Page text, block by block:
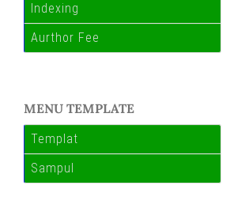
Indexing
Aurthor Fee
MENU TEMPLATE
Templat
Sampul